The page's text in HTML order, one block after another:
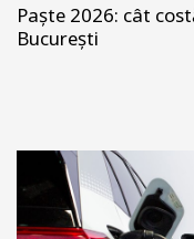
Paște 2026: cât
București